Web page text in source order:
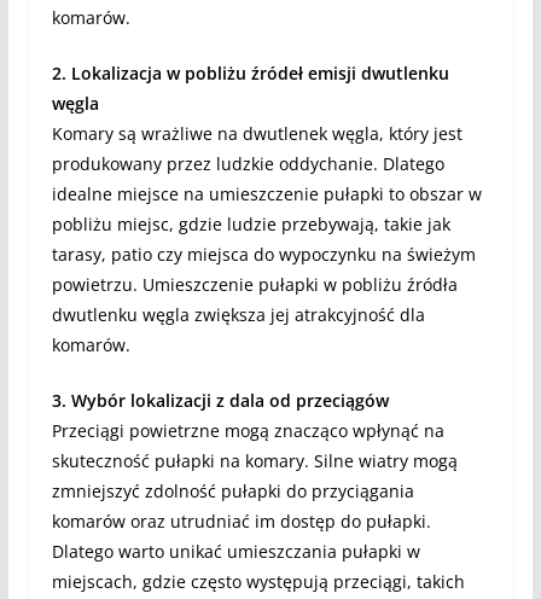
komarów.
2. Lokalizacja w pobliżu źródeł emisji dwutlenku
węgla
Komary są wrażliwe na dwutlenek węgla, który jest
produkowany przez ludzkie oddychanie. Dlatego
idealne miejsce na umieszczenie pułapki to obszar w
pobliżu miejsc, gdzie ludzie przebywają, takie jak
tarasy, patio czy miejsca do wypoczynku na świeżym
powietrzu. Umieszczenie pułapki w pobliżu źródła
dwutlenku węgla zwiększa jej atrakcyjność dla
komarów.
3. Wybór lokalizacji z dala od przeciągów
Przeciągi powietrzne mogą znacząco wpłynąć na
skuteczność pułapki na komary. Silne wiatry mogą
zmniejszyć zdolność pułapki do przyciągania
komarów oraz utrudniać im dostęp do pułapki.
Dlatego warto unikać umieszczania pułapki w
miejscach, gdzie często występują przeciągi, takich